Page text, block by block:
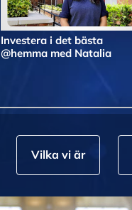
Investera i det bästa
@hemma med Natalia
Vilka vi är